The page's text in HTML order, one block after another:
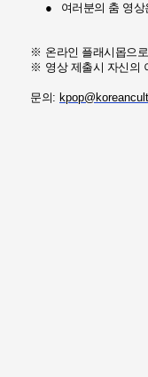
●
여러분의 춤 영
※ 온라인 플래시몹으
※ 영상 제출시 자신의
문의: